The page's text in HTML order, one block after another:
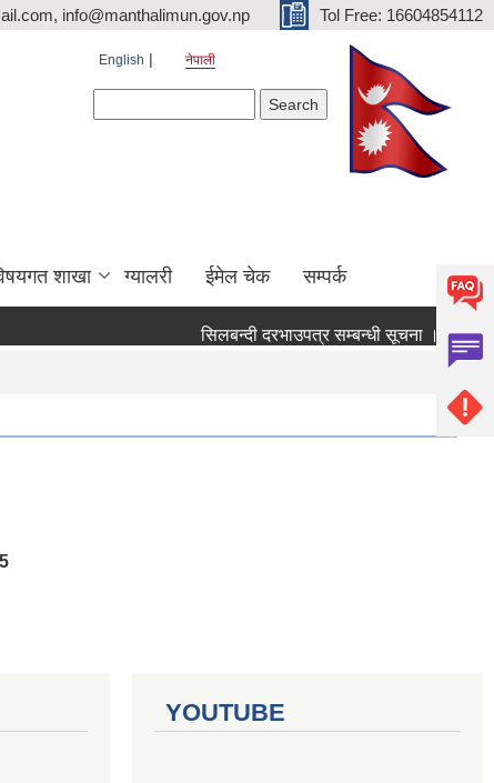
info@manthalimun.gov.np Tol Free: 16604854112
English नेपाली
शाखा ग्यालरी ईमेल चेक सम्पर्क
सिलबन्दी दरभाउपत्र सम्बन्धी सूचना ।
5
YOUTUBE